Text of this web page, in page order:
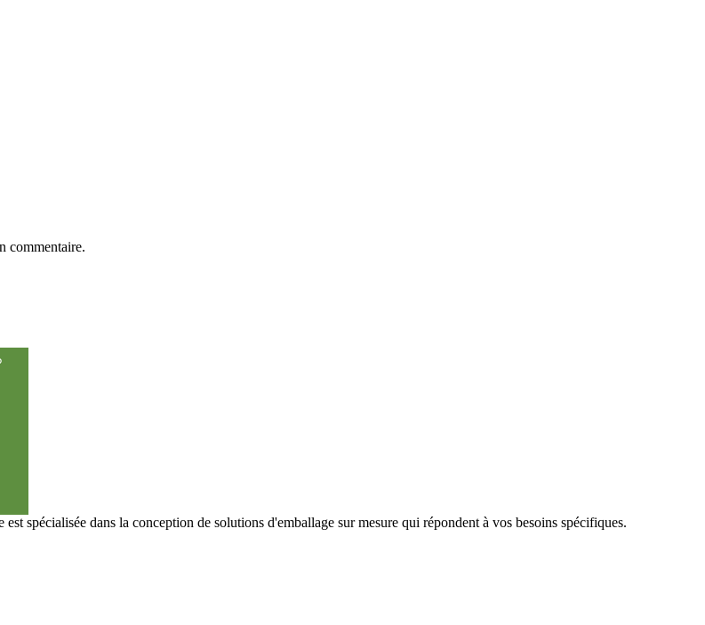
commentaire.
spécialisée dans la conception de solutions d'emballage sur mesure qui répondent à vos besoins spécifiques.